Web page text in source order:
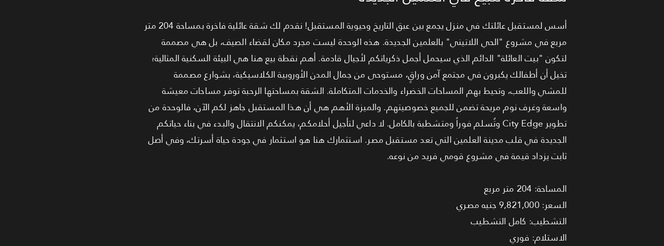
أسس لمستقبل عائلتك في منزل يجمع بين عبق التاريخ وحيوية المستقبل! نقدم لك شقة عائلية فاخرة بمساحة 204 متر
مربع في مشروع "الحي اللاتيني" بالعلمين الجديدة. هذه الوحدة ليست مجرد مكان لقضاء الصيف، بل هي مصممة
لتكون "بيت العائلة" الدائم الذي سيحمل أجمل ذكرياتكم لأجيال قادمة. أهم نقطة بيع هنا هي البيئة السكنية المثالية؛
تخيل أن أطفالك يكبرون في مجتمع آمن وراقٍ، مستوحى من جمال المدن الأوروبية الكلاسيكية، بشوارع مصممة
للمشي واللعب، وتحيط بهم المساحات الخضراء والخدمات المتكاملة. الشقة بمساحتها الرحبة توفر مساحات معيشة
واسعة وغرف نوم مريحة تضمن للجميع خصوصيتهم. والميزة الأهم هي أن هذا المستقبل جاهز لكم الآن، فالوحدة من
تطوير City Edge وتُسلم فوراً ومتشطبة بالكامل. لا داعي لتأجيل أحلامكم، يمكنكم الانتقال والبدء في بناء حياتكم
الجديدة في قلب مدينة العلمين التي تعد مستقبل مصر. استثمارك هنا هو استثمار في جودة حياة أسرتك، وفي أصل
ثابت يزداد قيمة في مشروع قومي فريد من نوعه.
المساحة: 204 متر مربع
السعر: 9,821,000 جنيه مصري
التشطيب: كامل التشطيب
الاستلام: فوري